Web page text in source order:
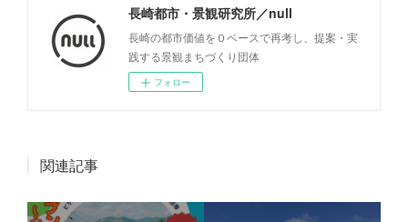
長崎都市・景観研究所／null
長崎の都市価値を０ベースで再考し、提案・実
践する景観まちづくり団体
フォロー
関連記事